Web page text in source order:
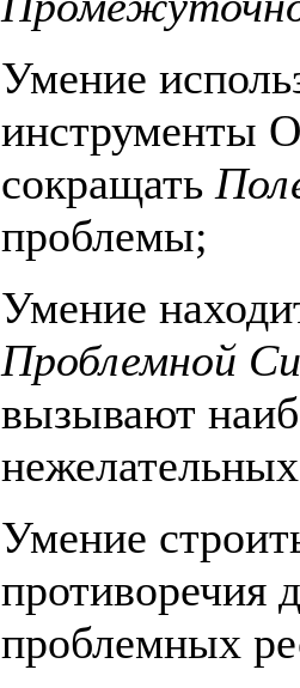
Умение
инструменты
сокращать
проблемы;
Умение
Проблемной
вызывают
Умение
противоречия
проблемных